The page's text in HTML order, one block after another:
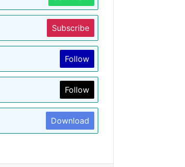
Subscribe
Follow
Follow
Download